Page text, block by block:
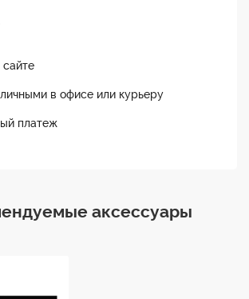
в офисе или курьеру
платеж
аксессуары